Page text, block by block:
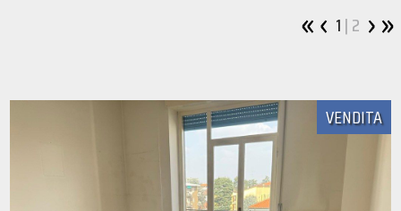
1| 2
VENDITA